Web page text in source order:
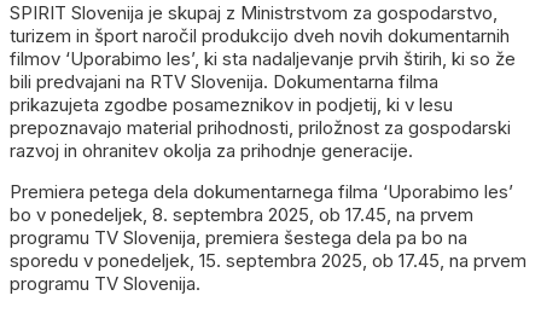
SPIRIT Slovenija je skupaj z Ministrstvom za gospodarstvo,
turizem in šport naročil produkcijo dveh novih dokumentarnih
filmov ‘Uporabimo les’, ki sta nadaljevanje prvih štirih, ki so že
bili predvajani na RTV Slovenija. Dokumentarna filma
prikazujeta zgodbe posameznikov in podjetij, ki v lesu
prepoznavajo material prihodnosti, priložnost za gospodarski
razvoj in ohranitev okolja za prihodnje generacije.
Premiera petega dela dokumentarnega filma ‘Uporabimo les’
bo v ponedeljek, 8. septembra 2025, ob 17.45, na prvem
programu TV Slovenija, premiera šestega dela pa bo na
sporedu v ponedeljek, 15. septembra 2025, ob 17.45, na prvem
programu TV Slovenija.